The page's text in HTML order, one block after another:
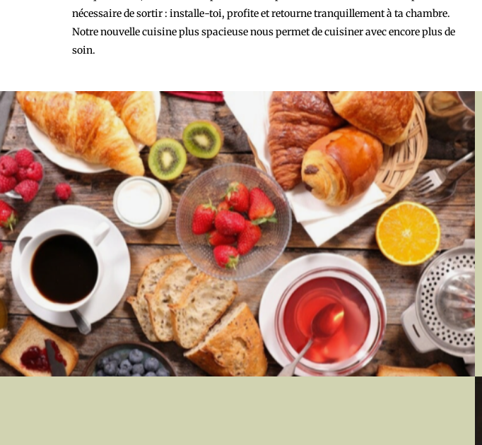
nécessaire de sortir : installe-toi, profite et retourne tranquillement à ta chambre.
Notre nouvelle cuisine plus spacieuse nous permet de cuisiner avec encore plus de
soin.